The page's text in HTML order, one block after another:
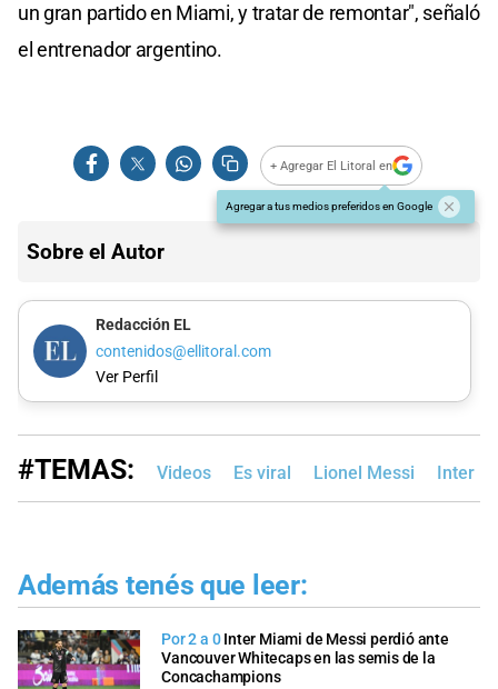
un gran partido en Miami, y tratar de remontar", señaló
el entrenador argentino.
+ Agregar El Litoral en
Agregar a tus medios preferidos en Google
Sobre el Autor
Redacción EL
contenidos@ellitoral.com
Ver Perfil
#TEMAS: Videos Es viral Lionel Messi Inter
Además tenés que leer:
Por 2 a 0 Inter Miami de Messi perdió ante
Vancouver Whitecaps en las semis de la
Concachampions